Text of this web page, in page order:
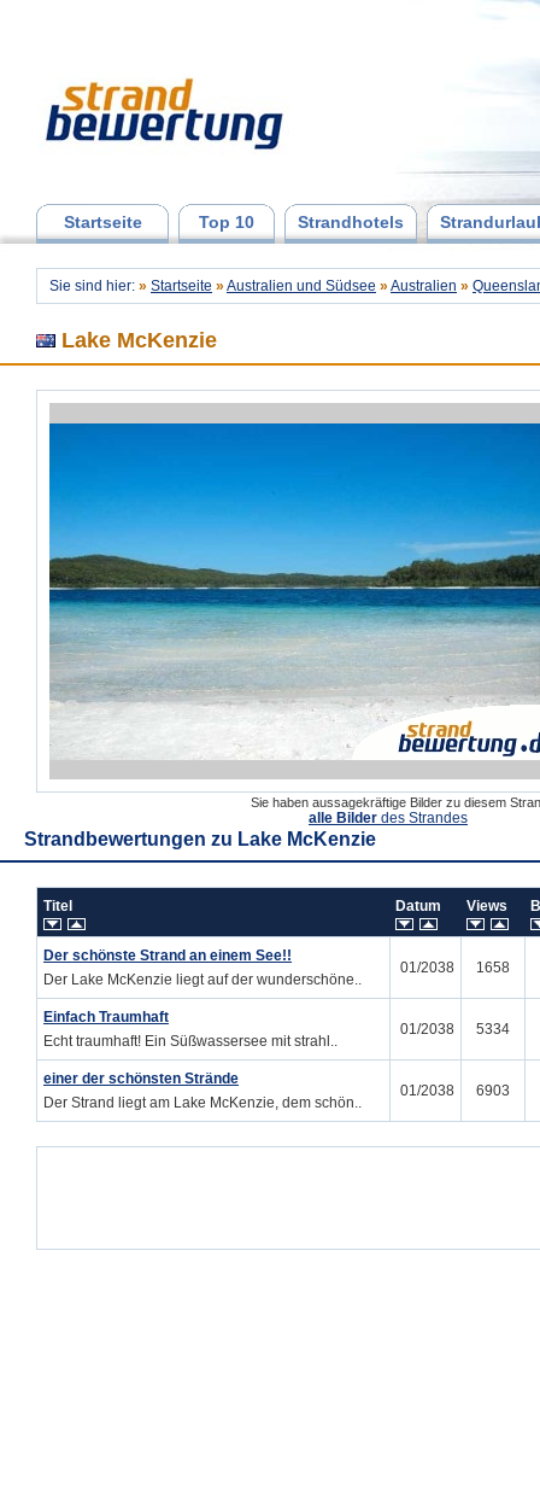
Startseite Top 10 Strandhotels
Sie sind hier: » Startseite » Australien und Südsee » Australien »
Lake McKenzie
Sie haben aussagekräftige Bilder zu diesem
alle Bilder des Strandes
Strandbewertungen zu Lake McKenzie
Titel Datum Views
Der schönste Strand an einem See!!
Der Lake McKenzie liegt auf der wunderschöne..
01/2038 1658
Einfach Traumhaft
Echt traumhaft! Ein Süßwassersee mit strahl..
01/2038 5334
einer der schönsten Strände
Der Strand liegt am Lake McKenzie, dem schön..
01/2038 6903